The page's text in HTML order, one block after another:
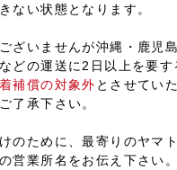
ない状態となります。
ざいませんが沖縄・鹿児
どの運送に2日以上を要
補償の対象外 とさせてい
了承下さい。
のために、最寄りのヤマ
営業所名をお伝え下さい。